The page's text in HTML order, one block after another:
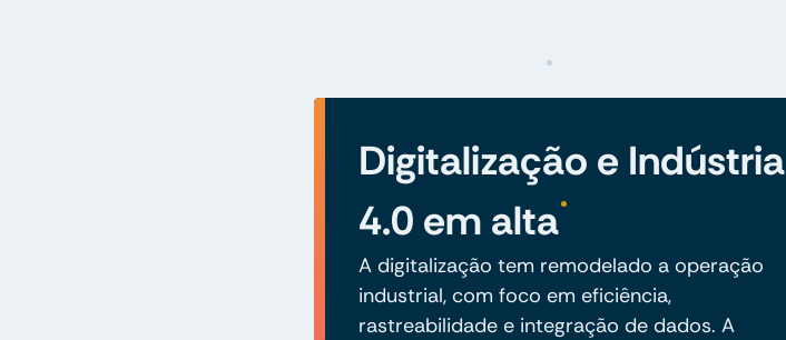
Digitalização e Indústria
4.0 em alta
A digitalização tem remodelado a operação
industrial, com foco em eficiência,
rastreabilidade e integração de dados. A